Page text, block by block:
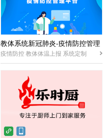
教体系统新冠肺炎-疫情防控管理
平台
疫情防控 教体体温上报 系统定制